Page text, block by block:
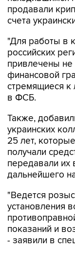
продавали
счета
"Для работы в
российских
привлечены
финансовой
стремящиеся к
в ФСБ.
Также,
украинских
25 лет,
получали
передавали их
дальнейшего
"Ведется
установления
показаний и
- заявили в